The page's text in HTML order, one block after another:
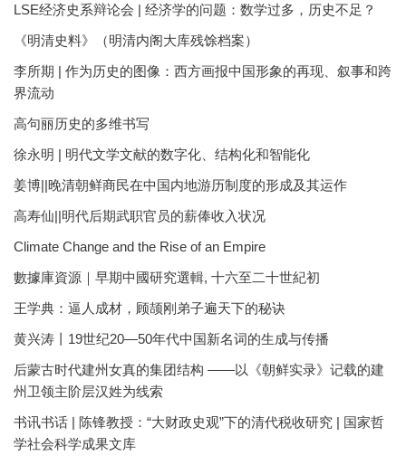
LSE经济史系辩论会 | 经济学的问题：数学过多，历史不足？
《明清史料》（明清内阁大库残馀档案）
李所期 | 作为历史的图像：西方画报中国形象的再现、叙事和跨
界流动
高句丽历史的多维书写
徐永明 | 明代文学文献的数字化、结构化和智能化
姜博||晚清朝鲜商民在中国内地游历制度的形成及其运作
高寿仙||明代后期武职官员的薪俸收入状况
Climate Change and the Rise of an Empire
數據庫資源｜早期中國研究選輯, 十六至二十世紀初
王学典：逼人成材，顾颉刚弟子遍天下的秘诀
黄兴涛丨19世纪20—50年代中国新名词的生成与传播
后蒙古时代建州女真的集团结构 ——以《朝鲜实录》记载的建
州卫领主阶层汉姓为线索
书讯书话 | 陈锋教授：“大财政史观”下的清代税收研究 | 国家哲
学社会科学成果文库